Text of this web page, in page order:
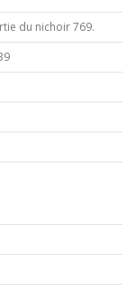
du nichoir 769.